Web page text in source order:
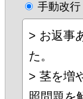
手動改行